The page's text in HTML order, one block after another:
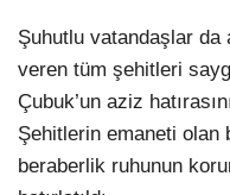
Şuhutlu vatandaşlar
veren tüm şehitleri
Çubuk’un aziz
Şehitlerin emaneti
beraberlik ruhunun